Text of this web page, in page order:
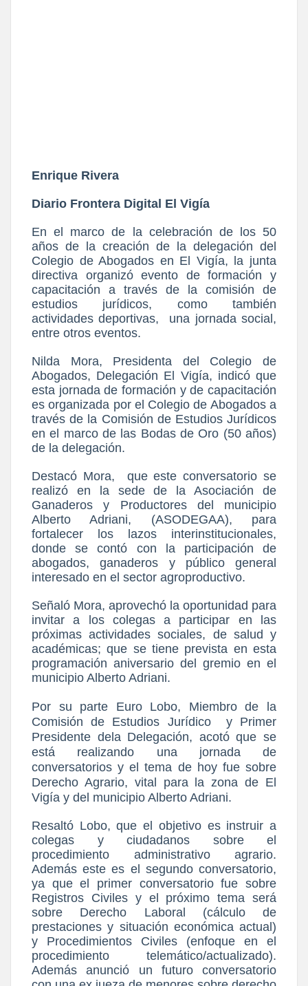
Enrique Rivera
Diario Frontera Digital El Vigía
En el marco de la celebración de los 50
años de la creación de la delegación del
Colegio de Abogados en El Vigía, la junta
directiva organizó evento de formación y
capacitación a través de la comisión de
estudios jurídicos, como también
actividades deportivas, una jornada social,
entre otros eventos.
Nilda Mora, Presidenta del Colegio de
Abogados, Delegación El Vigía, indicó que
esta jornada de formación y de capacitación
es organizada por el Colegio de Abogados a
través de la Comisión de Estudios Jurídicos
en el marco de las Bodas de Oro (50 años)
de la delegación.
Destacó Mora, que este conversatorio se
realizó en la sede de la Asociación de
Ganaderos y Productores del municipio
Alberto Adriani, (ASODEGAA), para
fortalecer los lazos interinstitucionales,
donde se contó con la participación de
abogados, ganaderos y público general
interesado en el sector agroproductivo.
Señaló Mora, aprovechó la oportunidad para
invitar a los colegas a participar en las
próximas actividades sociales, de salud y
académicas; que se tiene prevista en esta
programación aniversario del gremio en el
municipio Alberto Adriani.
Por su parte Euro Lobo, Miembro de la
Comisión de Estudios Jurídico y Primer
Presidente dela Delegación, acotó que se
está realizando una jornada de
conversatorios y el tema de hoy fue sobre
Derecho Agrario, vital para la zona de El
Vigía y del municipio Alberto Adriani.
Resaltó Lobo, que el objetivo es instruir a
colegas y ciudadanos sobre el
procedimiento administrativo agrario.
Además este es el segundo conversatorio,
ya que el primer conversatorio fue sobre
Registros Civiles y el próximo tema será
sobre Derecho Laboral (cálculo de
prestaciones y situación económica actual)
y Procedimientos Civiles (enfoque en el
procedimiento telemático/actualizado).
Además anunció un futuro conversatorio